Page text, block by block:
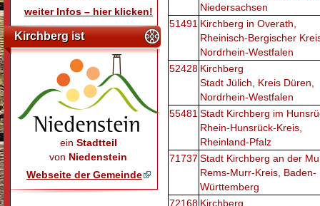
weiter Infos – hier klicken!
Kirchberg ist
ein Stadtteil
von Niedenstein
Webseite der Gemeinde
Niedersachsen
51491 Kirchberg in Overath,
Rheinisch-Bergischer
Nordrhein-Westfalen
52428 Kirchberg
Stadt Jülich, Kreis Düren,
Nordrhein-Westfalen
55481 Stadt Kirchberg im
Rhein-Hunsrück-Kreis,
Rheinland-Pfalz
71737 Stadt Kirchberg an der
Rems-Murr-Kreis, Baden-
Württemberg
72168 Kirchberg